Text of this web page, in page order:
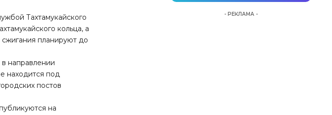
Тахтамукайского
кольца, а
планируют до
направлении
находится под
постов
на
- РЕКЛАМА -